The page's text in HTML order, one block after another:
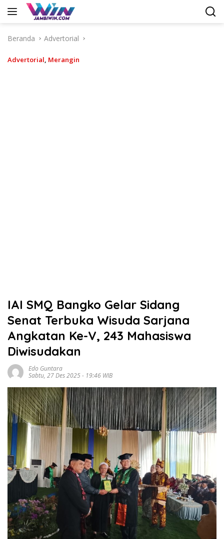
Langsung
Beranda
Advertorial
Advertorial, Merangin
IAI SMQ Bangko Gelar Sidang
Senat Terbuka Wisuda Sarjana
Angkatan Ke-V, 243 Mahasiswa
Diwisudakan
Edo Guntara
Sabtu, 27 Des 2025 - 19:46 WIB